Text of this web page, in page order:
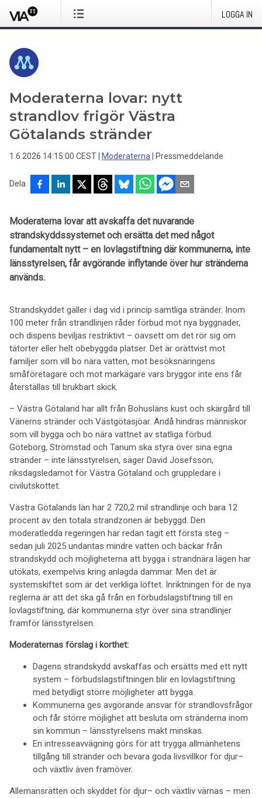
LOGGA IN
Moderaterna lovar: nytt
strandlov frigör Västra
Götalands stränder
1.6.2026 14:15:00 CEST Moderaterna Pressmeddelande
Dela
Moderaterna lovar att avskaffa det nuvarande
strandskyddssystemet och ersätta det med något
fundamentalt nytt – en lovlagstiftning där kommunerna, inte
länsstyrelsen, får avgörande inflytande över hur stränderna
används.
Strandskyddet gäller i dag vid i princip samtliga stränder. Inom
100 meter från strandlinjen råder förbud mot nya byggnader,
och dispens beviljas restriktivt – oavsett om det rör sig om
tätorter eller helt obebyggda platser. Det är orättvist mot
familjer som vill bo nära vatten, mot besöksnäringens
småföretagare och mot markägare vars bryggor inte ens får
återställas till brukbart skick.
– Västra Götaland har allt från Bohusläns kust och skärgård till
Vänerns stränder och Västgötasjöar. Ändå hindras människor
som vill bygga och bo nära vattnet av statliga förbud.
Göteborg, Strömstad och Tanum ska styra över sina egna
stränder – inte länsstyrelsen, säger David Josefsson,
riksdagsledamot för Västra Götaland och gruppledare i
civilutskottet.
Västra Götalands län har 2 720,2 mil strandlinje och bara 12
procent av den totala strandzonen är bebyggd. Den
moderatledda regeringen har redan tagit ett första steg –
sedan juli 2025 undantas mindre vatten och bäckar från
strandskydd och möjligheterna att bygga i strandnära lägen har
utökats, exempelvis kring anlagda dammar. Men det är
systemskiftet som är det verkliga löftet. Inriktningen för de nya
reglerna är att det ska gå från en förbudslagstiftning till en
lovlagstiftning, där kommunerna styr över sina strandlinjer
framför länsstyrelsen.
Moderaternas förslag i korthet:
Dagens strandskydd avskaffas och ersätts med ett nytt
system – förbudslagstiftningen blir en lovlagstiftning
med betydligt större möjligheter att bygga.
Kommunerna ges avgörande ansvar för strandlovsfrågor
och får större möjlighet att besluta om stränderna inom
sin kommun – länsstyrelsens makt minskas.
En intresseavvägning görs för att trygga allmänhetens
tillgång till stränder och bevara goda livsvillkor för djur–
och växtliv även framöver.
Allemansrätten och skyddet för djur– och växtliv värnas – men